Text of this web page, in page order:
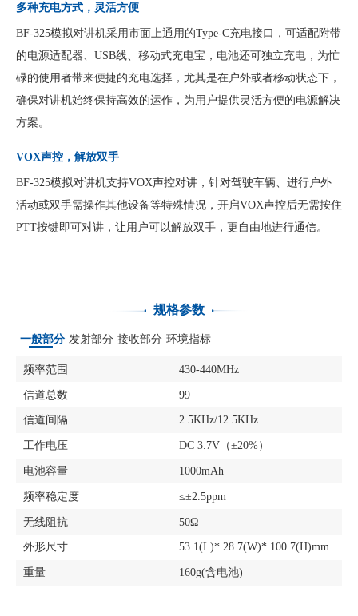
多种充电方式，灵活方便
BF-325模拟对讲机采用市面上通用的Type-C充电接口，可适配附带
的电源适配器、USB线、移动式充电宝，电池还可独立充电，为忙
碌的使用者带来便捷的充电选择，尤其是在户外或者移动状态下，
确保对讲机始终保持高效的运作，为用户提供灵活方便的电源解决
方案。
VOX声控，解放双手
BF-325模拟对讲机支持VOX声控对讲，针对驾驶车辆、进行户外
活动或双手需操作其他设备等特殊情况，开启VOX声控后无需按住
PTT按键即可对讲，让用户可以解放双手，更自由地进行通信。
规格参数
一般部分 发射部分 接收部分 环境指标
频率范围 430-440MHz
信道总数 99
信道间隔 2.5KHz/12.5KHz
工作电压 DC 3.7V（±20%）
电池容量 1000mAh
频率稳定度 ≤±2.5ppm
无线阻抗 50Ω
外形尺寸 53.1(L)* 28.7(W)* 100.7(H)mm
重量 160g(含电池)